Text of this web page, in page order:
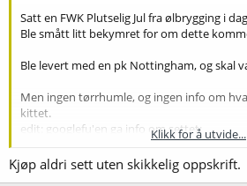
Satt en FWK Plutselig Jul fra ølbrygging i
Ble smått litt bekymret for om dette
Ble levert med en pk Nottingham, og skal
Men ingen tørrhumle, og ingen info om
kittet.
edit: googlefu'en ga info om settet:
Malt: Pale Ale malt, Red X, Imperial Malt og
Humle: Columbus, Simcoe og Cascade
Klikk for å utvide...
Kjøp aldri sett uten skikkelig oppskrift.